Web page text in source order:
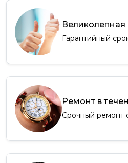
Великолепная
Гарантийный
Ремонт в
Срочный ремонт